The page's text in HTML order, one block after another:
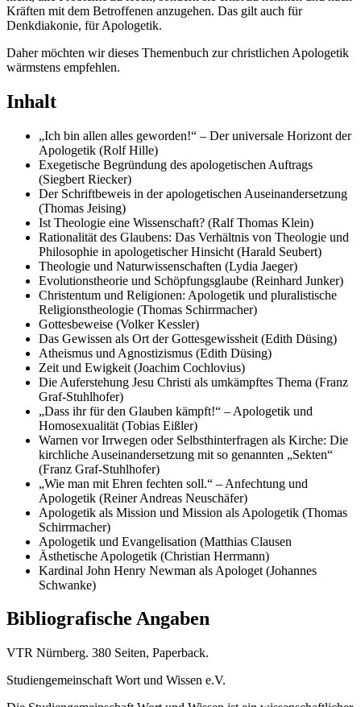
Kräften mit dem Betroffenen anzugehen. Das gilt auch für
Denkdiakonie, für Apologetik.
Daher möchten wir dieses Themenbuch zur christlichen Apologetik
wärmstens empfehlen.
Inhalt
„Ich bin allen alles geworden!“ – Der universale Horizont der
Apologetik (Rolf Hille)
Exegetische Begründung des apologetischen Auftrags
(Siegbert Riecker)
Der Schriftbeweis in der apologetischen Auseinandersetzung
(Thomas Jeising)
Ist Theologie eine Wissenschaft? (Ralf Thomas Klein)
Rationalität des Glaubens: Das Verhältnis von Theologie und
Philosophie in apologetischer Hinsicht (Harald Seubert)
Theologie und Naturwissenschaften (Lydia Jaeger)
Evolutionstheorie und Schöpfungsglaube (Reinhard Junker)
Christentum und Religionen: Apologetik und pluralistische
Religionstheologie (Thomas Schirrmacher)
Gottesbeweise (Volker Kessler)
Das Gewissen als Ort der Gottesgewissheit (Edith Düsing)
Atheismus und Agnostizismus (Edith Düsing)
Zeit und Ewigkeit (Joachim Cochlovius)
Die Auferstehung Jesu Christi als umkämpftes Thema (Franz
Graf-Stuhlhofer)
„Dass ihr für den Glauben kämpft!“ – Apologetik und
Homosexualität (Tobias Eißler)
Warnen vor Irrwegen oder Selbsthinterfragen als Kirche: Die
kirchliche Auseinandersetzung mit so genannten „Sekten“
(Franz Graf-Stuhlhofer)
„Wie man mit Ehren fechten soll.“ – Anfechtung und
Apologetik (Reiner Andreas Neuschäfer)
Apologetik als Mission und Mission als Apologetik (Thomas
Schirrmacher)
Apologetik und Evangelisation (Matthias Clausen
Ästhetische Apologetik (Christian Herrmann)
Kardinal John Henry Newman als Apologet (Johannes
Schwanke)
Bibliografische Angaben
VTR Nürnberg. 380 Seiten, Paperback.
Studiengemeinschaft Wort und Wissen e.V.